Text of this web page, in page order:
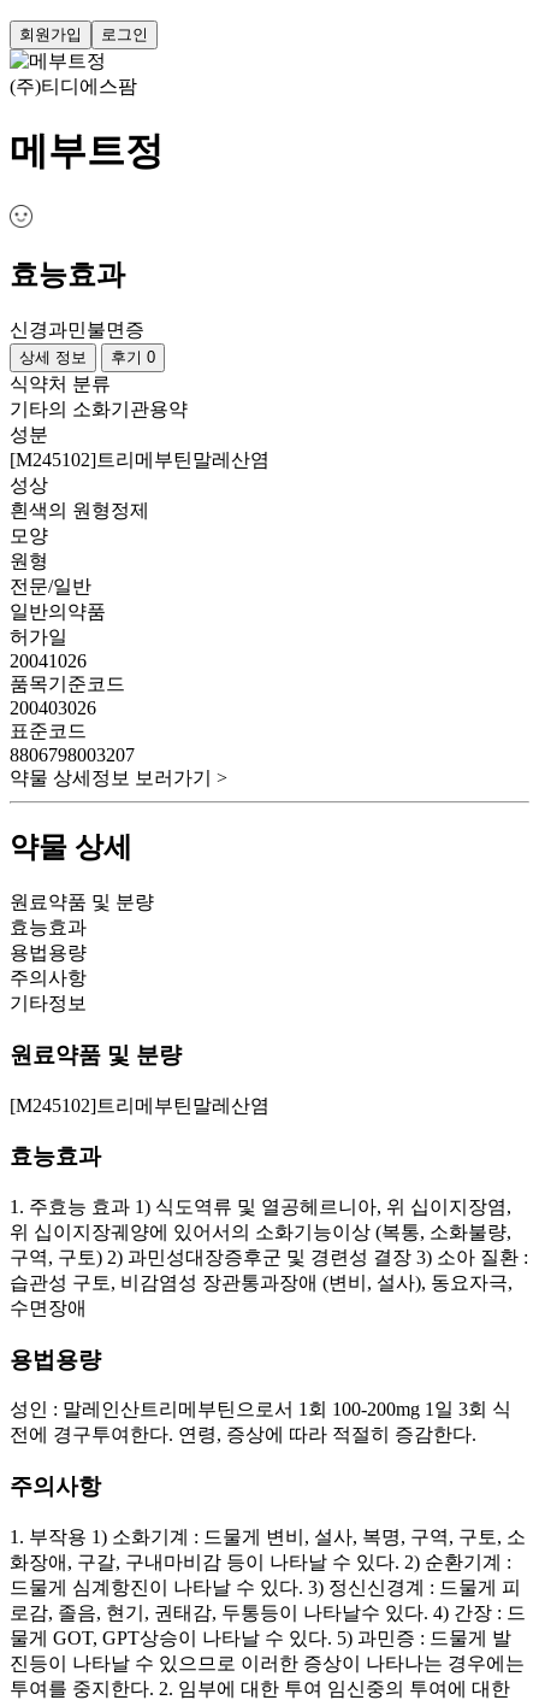
회원가입 로그인
(주)티디에스팜
메부트정
효능효과
신경과민불면증
상세 정보 후기 0
식약처 분류
기타의 소화기관용약
성분
[M245102]트리메부틴말레산염
성상
흰색의 원형정제
모양
원형
전문/일반
일반의약품
허가일
20041026
품목기준코드
200403026
표준코드
8806798003207
약물 상세정보 보러가기 >
약물 상세
원료약품 및 분량
효능효과
용법용량
주의사항
기타정보
원료약품 및 분량
[M245102]트리메부틴말레산염
효능효과
1. 주효능 효과 1) 식도역류 및 열공헤르니아, 위 십이지장염,
위 십이지장궤양에 있어서의 소화기능이상 (복통, 소화불량,
구역, 구토) 2) 과민성대장증후군 및 경련성 결장 3) 소아 질환 :
습관성 구토, 비감염성 장관통과장애 (변비, 설사), 동요자극,
수면장애
용법용량
성인 : 말레인산트리메부틴으로서 1회 100-200mg 1일 3회 식
전에 경구투여한다. 연령, 증상에 따라 적절히 증감한다.
주의사항
1. 부작용 1) 소화기계 : 드물게 변비, 설사, 복명, 구역, 구토, 소
화장애, 구갈, 구내마비감 등이 나타날 수 있다. 2) 순환기계 :
드물게 심계항진이 나타날 수 있다. 3) 정신신경계 : 드물게 피
로감, 졸음, 현기, 권태감, 두통등이 나타날수 있다. 4) 간장 : 드
물게 GOT, GPT상승이 나타날 수 있다. 5) 과민증 : 드물게 발
진등이 나타날 수 있으므로 이러한 증상이 나타나는 경우에는
투여를 중지한다. 2. 임부에 대한 투여 임신중의 투여에 대한